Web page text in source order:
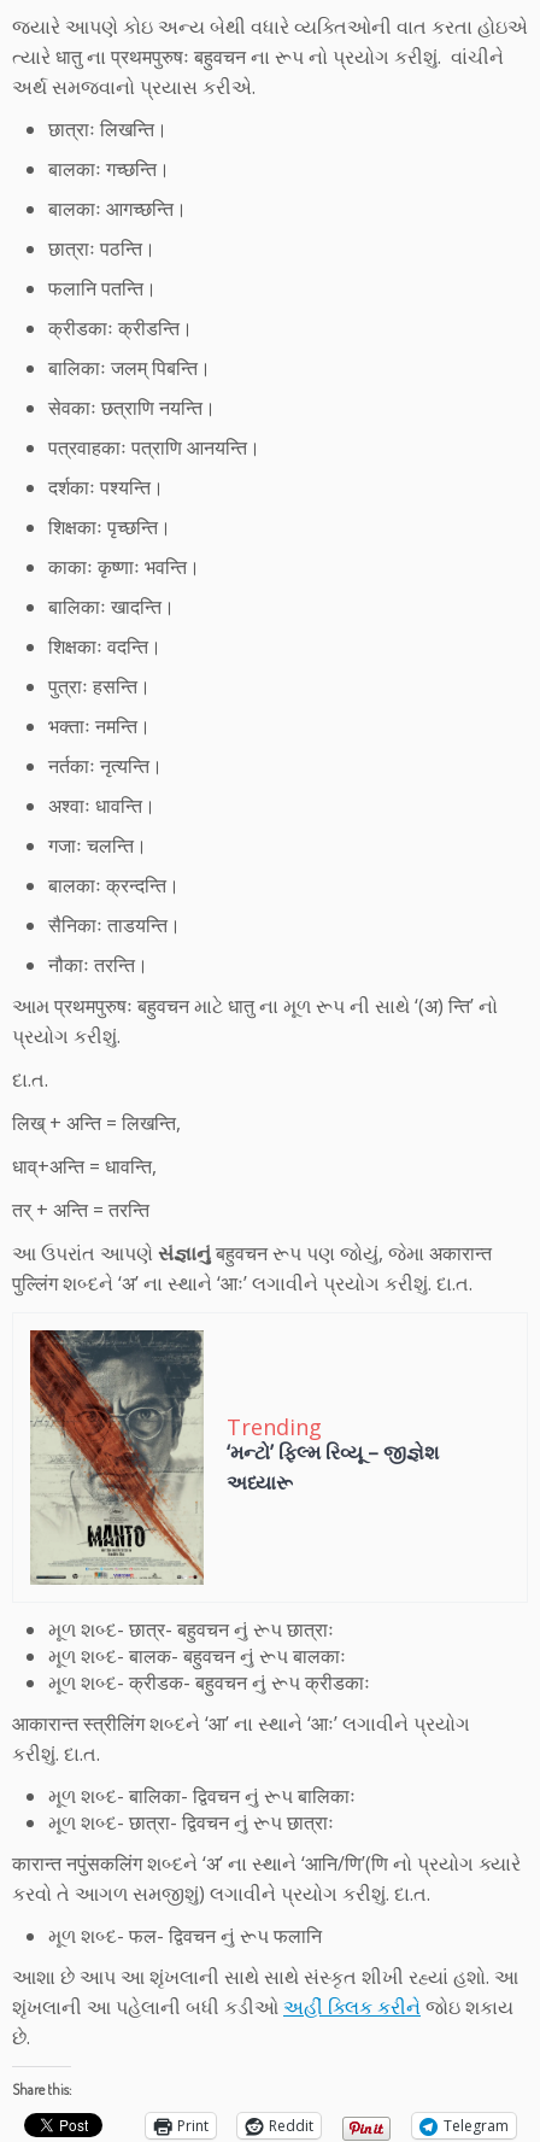
જ્યારે આપણે કોઇ અન્ય બેથી વધારે વ્યક્તિઓની વાત કરતા હોઇએ
ત્યારે धातु ના प्रथमपुरुषः बहुवचन ના રૂપ નો પ્રયોગ કરીશું. વાંચીને
અર્થ સમજવાનો પ્રયાસ કરીએ.
छात्राः लिखन्ति।
बालकाः गच्छन्ति।
बालकाः आगच्छन्ति।
छात्राः पठन्ति।
फलानि पतन्ति।
क्रीडकाः क्रीडन्ति।
बालिकाः जलम् पिबन्ति।
सेवकाः छत्राणि नयन्ति।
पत्रवाहकाः पत्राणि आनयन्ति।
दर्शकाः पश्यन्ति।
शिक्षकाः पृच्छन्ति।
काकाः कृष्णाः भवन्ति।
बालिकाः खादन्ति।
शिक्षकाः वदन्ति।
पुत्राः हसन्ति।
भक्ताः नमन्ति।
नर्तकाः नृत्यन्ति।
अश्वाः धावन्ति।
गजाः चलन्ति।
बालकाः क्रन्दन्ति।
सैनिकाः ताडयन्ति।
नौकाः तरन्ति।
આમ प्रथमपुरुषः बहुवचन માટે धातु ના મૂળ રૂપ ની સાથે ‘(अ) न्ति’ નો
પ્રયોગ કરીશું.
દા.ત.
लिख् + अन्ति = लिखन्ति,
धाव्+अन्ति = धावन्ति,
तर् + अन्ति = तरन्ति
આ ઉપરાંત આપણે સંજ્ઞાનુંबहुवचन રૂપ પણ જોયું, જેમા अकारान्त
पुल्लिंग શબ્દને ‘अ’ ના સ્થાને ‘आः’ લગાવીને પ્રયોગ કરીશું. દા.ત.
Trending
‘મન્ટો’ ફિલ્મ રિવ્યૂ – જીજ્ઞેશ
અધ્યારૂ
મૂળ શબ્દ- छात्र- बहुवचन નું રૂપ छात्राः
મૂળ શબ્દ- बालक- बहुवचन નું રૂપ बालकाः
મૂળ શબ્દ- क्रीडक- बहुवचन નું રૂપ क्रीडकाः
आकारान्त स्त्रीलिंग શબ્દને ‘आ’ ના સ્થાને ‘आः’ લગાવીને પ્રયોગ
કરીશું. દા.ત.
મૂળ શબ્દ- बालिका- द्विवचन નું રૂપ बालिकाः
મૂળ શબ્દ- छात्रा- द्विवचन નું રૂપ छात्राः
कारान्त नपुंसकलिंग શબ્દને ‘अ’ ના સ્થાને ‘आनि/णि’(णि નો પ્રયોગ ક્યારે
કરવો તે આગળ સમજીશું) લગાવીને પ્રયોગ કરીશું. દા.ત.
મૂળ શબ્દ- फल- द्विवचन નું રૂપ फलानि
આશા છે આપ આ શૃંખલાની સાથે સાથે સંસ્કૃત શીખી રહ્યાં હશો. આ
શૃંખલાની આ પહેલાની બધી કડીઓઅહીં ક્લિક કરીનેજોઇ શકાય
છે.
Share this:
Print Reddit Telegram